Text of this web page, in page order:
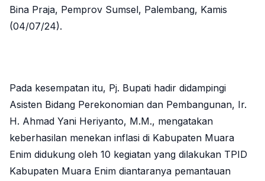
Bina Praja, Pemprov Sumsel, Palembang, Kamis
(04/07/24).
Pada kesempatan itu, Pj. Bupati hadir didampingi
Asisten Bidang Perekonomian dan Pembangunan, Ir.
H. Ahmad Yani Heriyanto, M.M., mengatakan
keberhasilan menekan inflasi di Kabupaten Muara
Enim didukung oleh 10 kegiatan yang dilakukan TPID
Kabupaten Muara Enim diantaranya pemantauan